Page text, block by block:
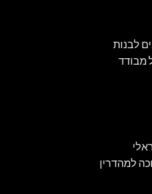
לבנות
מבודד
למהדרין